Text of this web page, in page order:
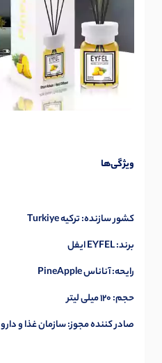
ویژگی‌ها
کشور سازنده: ترکیه Turkiye
برند: EYFEL ایفل
رایحه: آناناس PineApple
حجم: 120 میلی لیتر
صادر کننده مجوز: سازمان غذا و دارو